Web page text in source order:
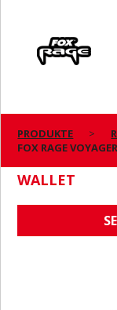
PRODUKTE
FOX RAGE
WALLET